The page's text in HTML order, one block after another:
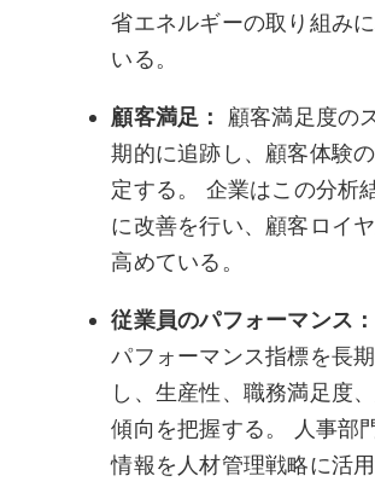
省エネルギーの取り組み
いる。
顧客満足： 顧客満足度の
期的に追跡し、顧客体験
定する。 企業はこの分析
に改善を行い、顧客ロイ
高めている。
従業員のパフォーマンス：
パフォーマンス指標を長
し、生産性、職務満足度
傾向を把握する。 人事部
情報を人材管理戦略に活用